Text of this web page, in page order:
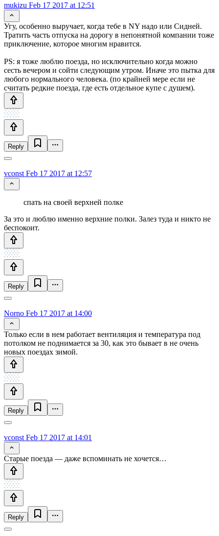
mukizu Feb 17 2017 at 12:51
Угу, особенно выручает, когда тебе в NY надо или Сидней.
Тратить часть отпуска на дорогу в непонятной компании тоже
приключение, которое многим нравится.
PS: я тоже люблю поезда, но исключительно когда можно
сесть вечером и сойти следующим утром. Иначе это пытка для
любого нормального человека. (по крайней мере если не
считать редкие поезда, где есть отдельное купе с душем).
Reply
vconst Feb 17 2017 at 12:57
спать на своей верхней полке
За это и люблю именно верхние полки. Залез туда и никто не
беспокоит.
Reply
Norno Feb 17 2017 at 14:00
Только если в нем работает вентиляция и температура под
потолком не поднимается за 30, как это бывает в не очень
новых поездах зимой.
Reply
vconst Feb 17 2017 at 14:01
Старые поезда — даже вспоминать не хочется…
Reply